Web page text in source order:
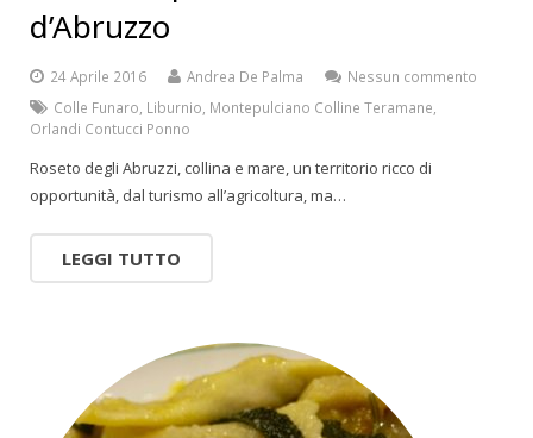
d’Abruzzo
24 Aprile 2016 Andrea De Palma
Nessun commento
Colle Funaro Liburnio Montepulciano Colline Teramane
Orlandi Contucci Ponno
Roseto degli Abruzzi, collina e mare, un territorio ricco di
opportunità, dal turismo all’agricoltura, ma…
LEGGI TUTTO